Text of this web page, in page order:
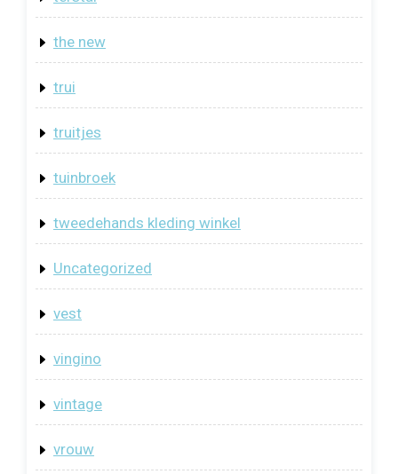
the new
trui
truitjes
tuinbroek
tweedehands kleding winkel
Uncategorized
vest
vingino
vintage
vrouw